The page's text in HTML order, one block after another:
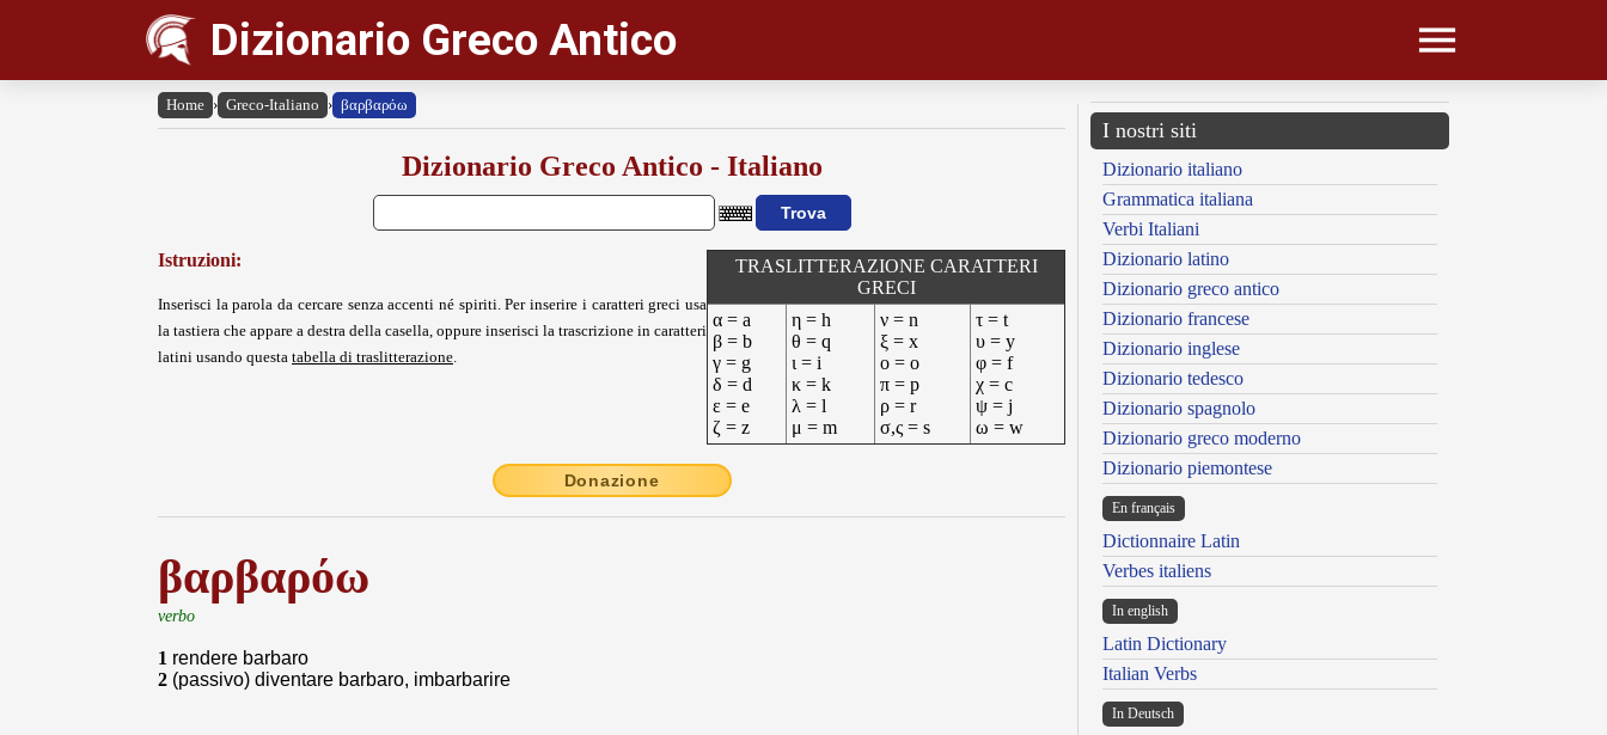
Dizionario Greco Antico
Home › Greco-Italiano › βαρβαρόω
Dizionario Greco Antico - Italiano
Istruzioni:
Inserisci la parola da cercare senza accenti né spiriti. Per inserire i caratteri greci usa
la tastiera che appare a destra della casella, oppure inserisci la trascrizione in caratteri
latini usando questa tabella di traslitterazione.
TRASLITTERAZIONE CARATTERI
GRECI
α = a
β = b
γ = g
δ = d
ε = e
ζ = z
η = h
θ = q
ι = i
κ = k
λ = l
μ = m
ν = n
ξ = x
ο = o
π = p
ρ = r
σ,ς = s
τ = t
υ = y
φ = f
χ = c
ψ = j
ω = w
Donazione
βαρβαρόω
verbo
1 rendere barbaro
2 (passivo) diventare barbaro, imbarbarire
I nostri siti
Dizionario italiano
Grammatica italiana
Verbi Italiani
Dizionario latino
Dizionario greco antico
Dizionario francese
Dizionario inglese
Dizionario tedesco
Dizionario spagnolo
Dizionario greco moderno
Dizionario piemontese
En français
Dictionnaire Latin
Verbes italiens
In english
Latin Dictionary
Italian Verbs
In Deutsch